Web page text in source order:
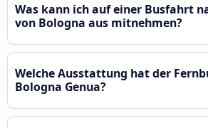
Was kann ich auf einer Busfahrt
von Bologna aus mitnehmen?
Welche Ausstattung hat der
Bologna Genua?